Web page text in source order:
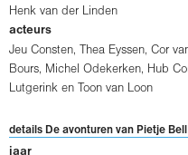
Henk van der Linden
acteurs
Jeu Consten, Thea Eyssen, Cor
Bours, Michel Odekerken, Hub
Lutgerink en Toon van Loon
details De avonturen van Pietje Bell
jaar